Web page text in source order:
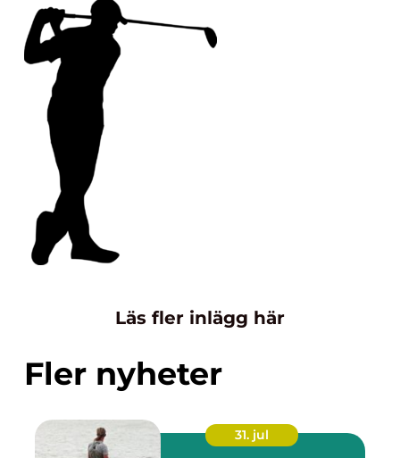
Läs fler inlägg här
Fler nyheter
31. jul